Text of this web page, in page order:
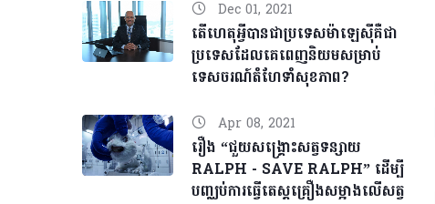
Dec 01, 2021
តើហេតុអ្វីបានជាប្រទេសម៉ាឡេស៊ីគឺជា
ប្រទេសដែលគេពេញនិយមសម្រាប់
ទេសចរណ៍តំហែទាំសុខភាព?
Apr 08, 2021
រឿង “ជួយសង្គ្រោះសត្វទន្សាយ
RALPH - SAVE RALPH” ដើម្បី
បញ្ឈប់ការធ្វើតេស្តគ្រឿងសម្អាងលើសត្វ